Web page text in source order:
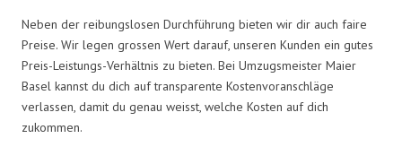
Neben der reibungslosen Durchführung bieten wir dir auch faire
Preise. Wir legen grossen Wert darauf, unseren Kunden ein gutes
Preis-Leistungs-Verhältnis zu bieten. Bei Umzugsmeister Maier
Basel kannst du dich auf transparente Kostenvoranschläge
verlassen, damit du genau weisst, welche Kosten auf dich
zukommen.